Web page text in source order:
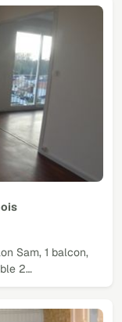
Sam, 1 balcon,
2…